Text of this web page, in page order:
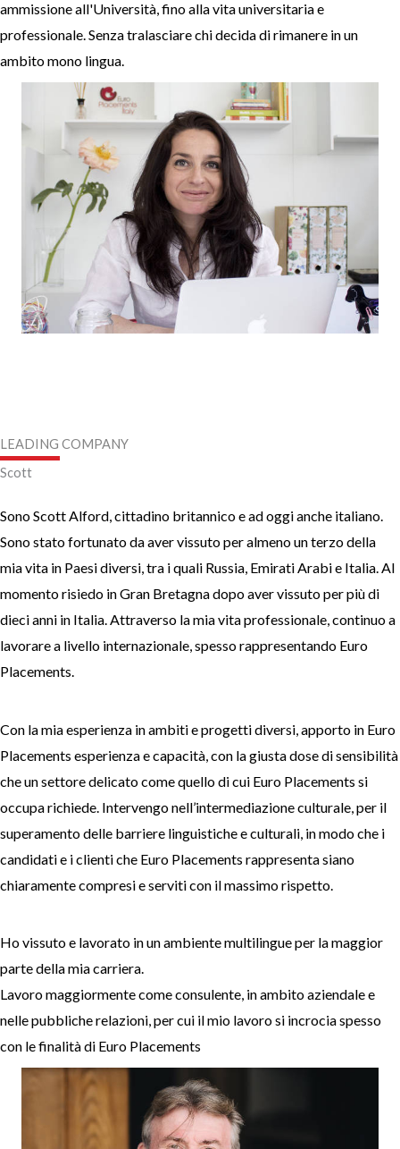
ammissione all'Università, fino alla vita universitaria e
professionale. Senza tralasciare chi decida di rimanere in un
ambito mono lingua.
LEADING COMPANY​
​Scott
Sono Scott Alford, cittadino britannico e ad oggi anche italiano.
Sono stato fortunato da aver vissuto per almeno un terzo della
mia vita in Paesi diversi, tra i quali Russia, Emirati Arabi e Italia. Al
momento risiedo in Gran Bretagna dopo aver vissuto per più di
dieci anni in Italia. Attraverso la mia vita professionale, continuo a
lavorare a livello internazionale, spesso rappresentando Euro
Placements.
Con la mia esperienza in ambiti e progetti diversi, apporto in Euro
Placements esperienza e capacità, con la giusta dose di sensibilità
che un settore delicato come quello di cui Euro Placements si
occupa richiede. Intervengo nell’intermediazione culturale, per il
superamento delle barriere linguistiche e culturali, in modo che i
candidati e i clienti che Euro Placements rappresenta siano
chiaramente compresi e serviti con il massimo rispetto.
Ho vissuto e lavorato in un ambiente multilingue per la maggior
parte della mia carriera.
Lavoro maggiormente come consulente, in ambito aziendale e
nelle pubbliche relazioni, per cui il mio lavoro si incrocia spesso
con le finalità di Euro Placements